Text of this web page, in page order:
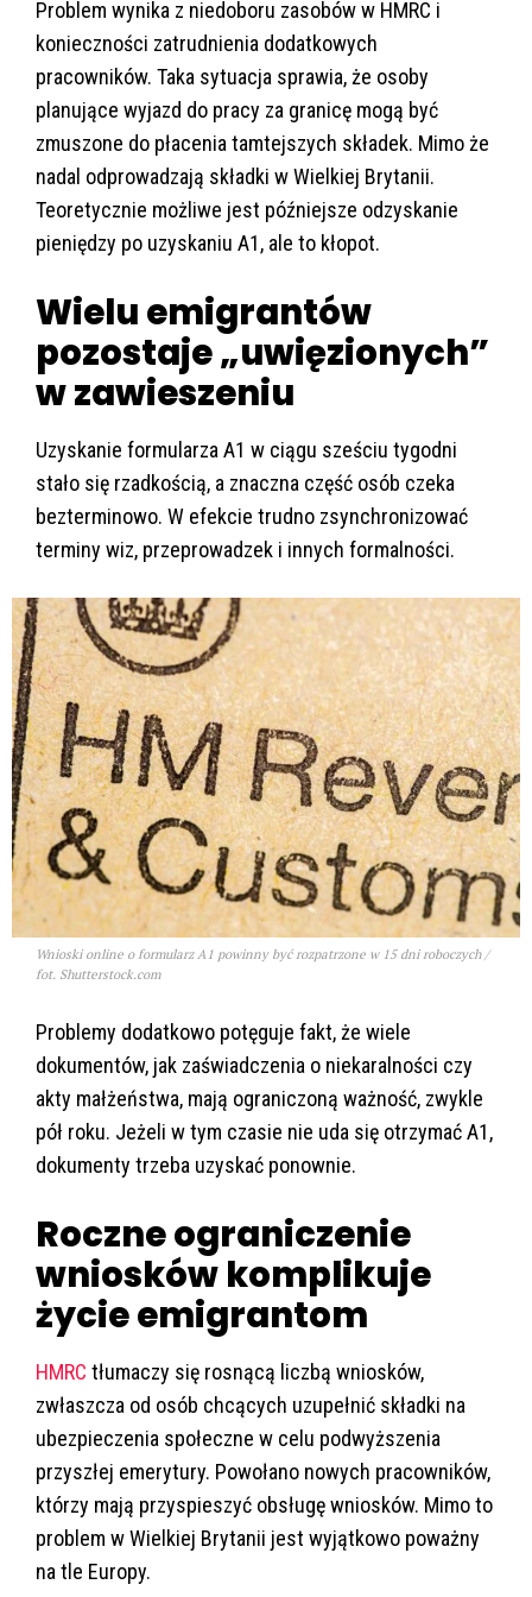
Problem wynika z niedoboru zasobów w HMRC i
konieczności zatrudnienia dodatkowych
pracowników. Taka sytuacja sprawia, że osoby
planujące wyjazd do pracy za granicę mogą być
zmuszone do płacenia tamtejszych składek. Mimo że
nadal odprowadzają składki w Wielkiej Brytanii.
Teoretycznie możliwe jest późniejsze odzyskanie
pieniędzy po uzyskaniu A1, ale to kłopot.
Wielu emigrantów
pozostaje „uwięzionych”
w zawieszeniu
Uzyskanie formularza A1 w ciągu sześciu tygodni
stało się rzadkością, a znaczna część osób czeka
bezterminowo. W efekcie trudno zsynchronizować
terminy wiz, przeprowadzek i innych formalności.
Wnioski online o formularz A1 powinny być rozpatrzone w 15 dni roboczych /
fot. Shutterstock.com
Problemy dodatkowo potęguje fakt, że wiele
dokumentów, jak zaświadczenia o niekaralności czy
akty małżeństwa, mają ograniczoną ważność, zwykle
pół roku. Jeżeli w tym czasie nie uda się otrzymać A1,
dokumenty trzeba uzyskać ponownie.
Roczne ograniczenie
wniosków komplikuje
życie emigrantom
HMRC tłumaczy się rosnącą liczbą wniosków,
zwłaszcza od osób chcących uzupełnić składki na
ubezpieczenia społeczne w celu podwyższenia
przyszłej emerytury. Powołano nowych pracowników,
którzy mają przyspieszyć obsługę wniosków. Mimo to
problem w Wielkiej Brytanii jest wyjątkowo poważny
na tle Europy.